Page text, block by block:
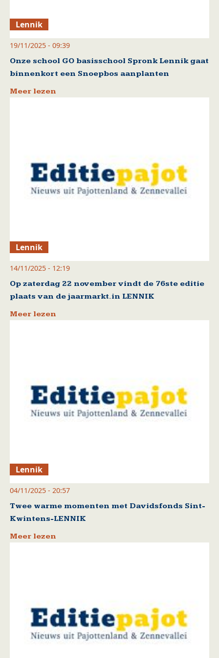
Lennik
19/11/2025 - 09:39
Onze school GO basisschool Spronk Lennik gaat
binnenkort een Snoepbos aanplanten
Meer lezen
Lennik
14/11/2025 - 12:19
Op zaterdag 22 november vindt de 76ste editie
plaats van de jaarmarkt.in LENNIK
Meer lezen
Lennik
04/11/2025 - 20:57
Twee warme momenten met Davidsfonds Sint-
Kwintens-LENNIK
Meer lezen